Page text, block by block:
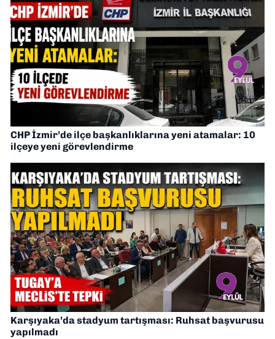
CHP İzmir’de ilçe başkanlıklarına yeni atamalar: 10
ilçeye yeni görevlendirme
Karşıyaka’da stadyum tartışması: Ruhsat başvurusu
yapılmadı